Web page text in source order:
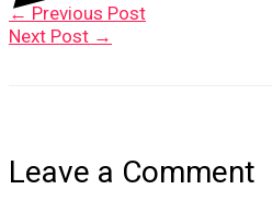
←Previous Post
Next Post →
Leave a Comment